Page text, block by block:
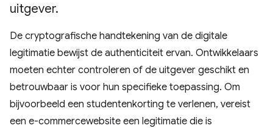
uitgever.
De cryptografische handtekening van de digitale
legitimatie bewijst de authenticiteit ervan. Ontwikkelaars
moeten echter controleren of de uitgever geschikt en
betrouwbaar is voor hun specifieke toepassing. Om
bijvoorbeeld een studentenkorting te verlenen, vereist
een e-commercewebsite een legitimatie die is